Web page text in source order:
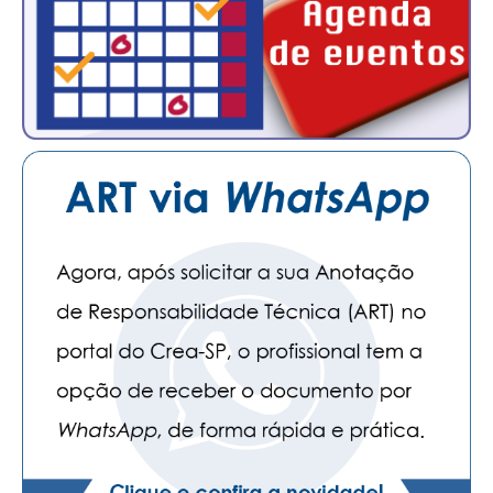
PUBLICIDADE
MANUAL DE REDAÇÃO
RELEASES
CONTATO
ASSOCIE-SE
ATUALIZAÇÃO CADASTRAL
NÚCLEO JOVEM